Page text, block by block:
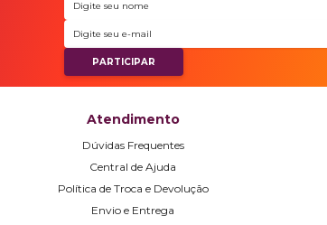
Atendimento
Dúvidas Frequentes
Central de Ajuda
Política de Troca e Devolução
Envio e Entrega